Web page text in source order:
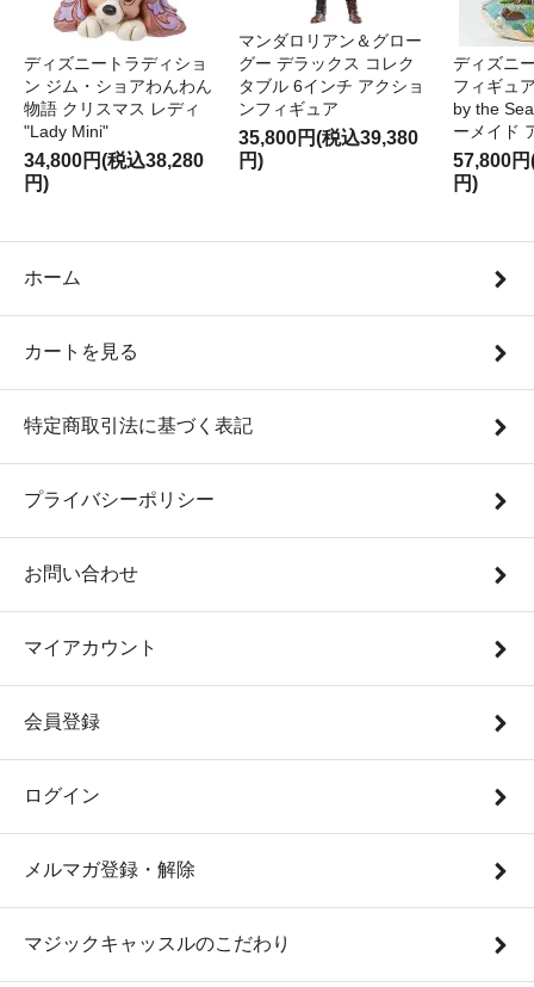
ディズニートラディショ
ン ジム・ショアわんわん
物語 クリスマス レディ
"Lady Mini"
34,800円(税込38,280
円)
マンダロリアン＆グロー
グー デラックス コレク
タブル 6インチ アクショ
ンフィギュア
35,800円(税込39,380
円)
ディズニ
フィギュ
by the
ーメイド
57,800
円)
ホーム
カートを見る
特定商取引法に基づく表記
プライバシーポリシー
お問い合わせ
マイアカウント
会員登録
ログイン
メルマガ登録・解除
マジックキャッスルのこだわり